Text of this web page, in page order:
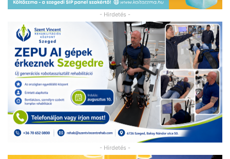
- Hirdetés -
- Hirdetés -